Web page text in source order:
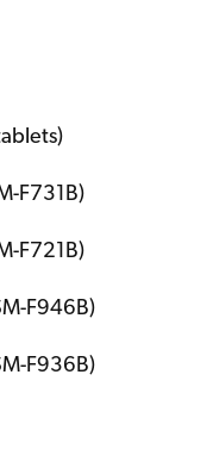
F731B)
F721B)
F946B)
F936B)